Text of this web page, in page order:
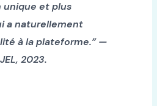
unique et plus
a naturellement
à la plateforme.” —
2023.